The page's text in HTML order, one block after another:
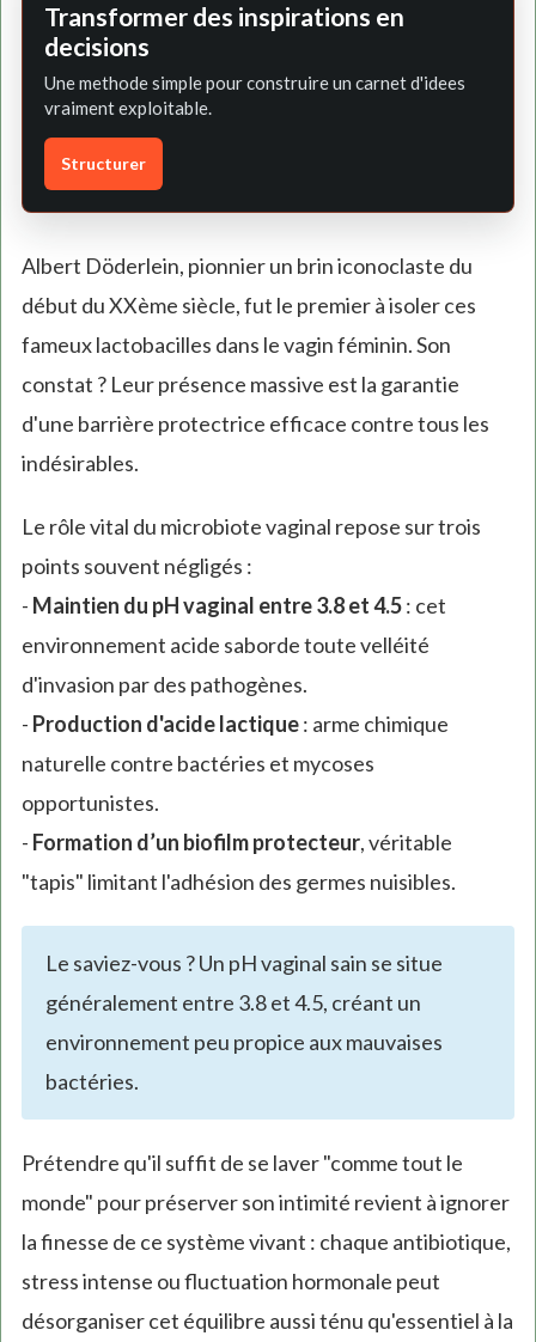
Transformer des inspirations en
decisions
Une methode simple pour construire un carnet d'idees
vraiment exploitable.
Structurer
Albert Döderlein, pionnier un brin iconoclaste du
début du XXème siècle, fut le premier à isoler ces
fameux lactobacilles dans le vagin féminin. Son
constat ? Leur présence massive est la garantie
d'une barrière protectrice efficace contre tous les
indésirables.
Le rôle vital du microbiote vaginal repose sur trois
points souvent négligés :
- Maintien du pH vaginal entre 3.8 et 4.5: cet
environnement acide saborde toute velléité
d'invasion par des pathogènes.
- Production d'acide lactique: arme chimique
naturelle contre bactéries et mycoses
opportunistes.
- Formation d’un biofilm protecteur, véritable
"tapis" limitant l'adhésion des germes nuisibles.
Le saviez-vous ? Un pH vaginal sain se situe
généralement entre 3.8 et 4.5, créant un
environnement peu propice aux mauvaises
bactéries.
Prétendre qu'il suffit de se laver "comme tout le
monde" pour préserver son intimité revient à ignorer
la finesse de ce système vivant : chaque antibiotique,
stress intense ou fluctuation hormonale peut
désorganiser cet équilibre aussi ténu qu'essentiel à la